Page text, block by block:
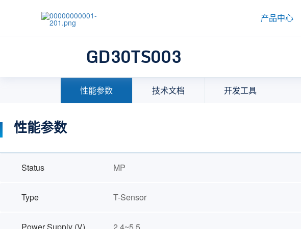
产品中心
GD30TS003
性能参数 技术文档 开发工具
首页 >产品中心 >模拟产品 >信号链 >温度与温湿度传感器
性能参数
Status MP
Type T-Sensor